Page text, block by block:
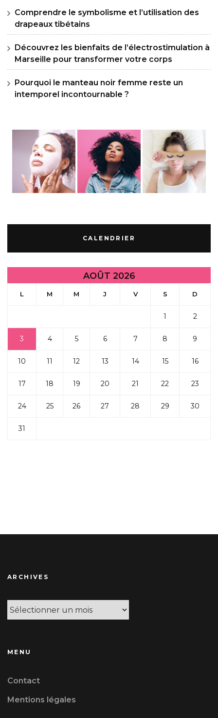
Comprendre le symbolisme et l’utilisation des
drapeaux tibétains
Découvrez les bienfaits de l’électrostimulation à
Marseille pour transformer votre corps
Pourquoi le manteau noir femme reste un
intemporel incontournable ?
CALENDRIER
AOÛT 2026
L M M J V S D
1 2
3 4 5 6 7 8 9
10 11 12 13 14 15 16
17 18 19 20 21 22 23
24 25 26 27 28 29 30
31
ARCHIVES
Archives
MENU
Contact
Mentions légales